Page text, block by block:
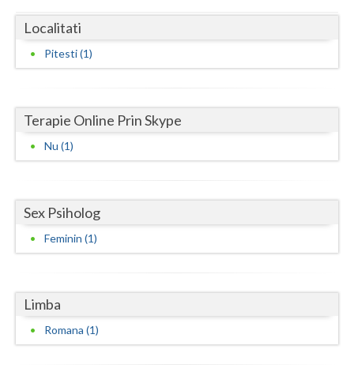
Hunedoara
Iasi
Ilfov
Maramures
Mehedinti
Neamt
Localitati
Pitesti (1)
Terapie Online Prin Skype
Nu (1)
Sex Psiholog
Feminin (1)
Limba
Romana (1)